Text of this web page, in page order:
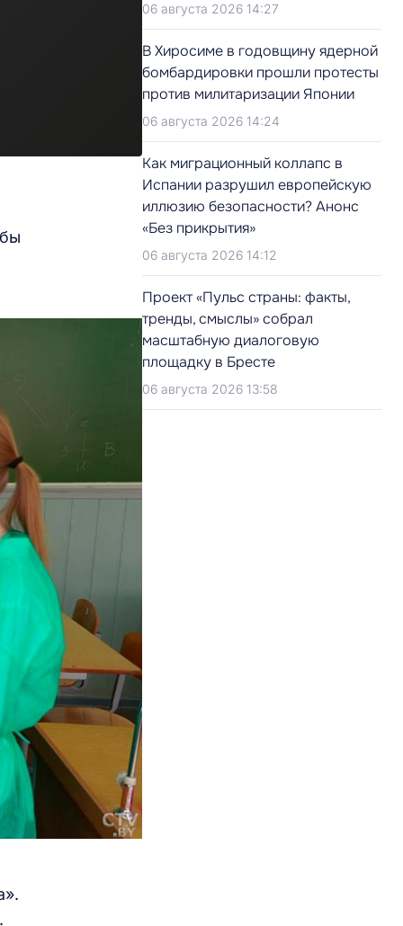
06 августа 2026 14:27
В Хиросиме в годовщину ядерной
бомбардировки прошли протесты
против милитаризации Японии
06 августа 2026 14:24
Как миграционный коллапс в
Испании разрушил европейскую
иллюзию безопасности? Анонс
«Без прикрытия»
06 августа 2026 14:12
Проект «Пульс страны: факты,
тренды, смыслы» собрал
масштабную диалоговую
площадку в Бресте
06 августа 2026 13:58